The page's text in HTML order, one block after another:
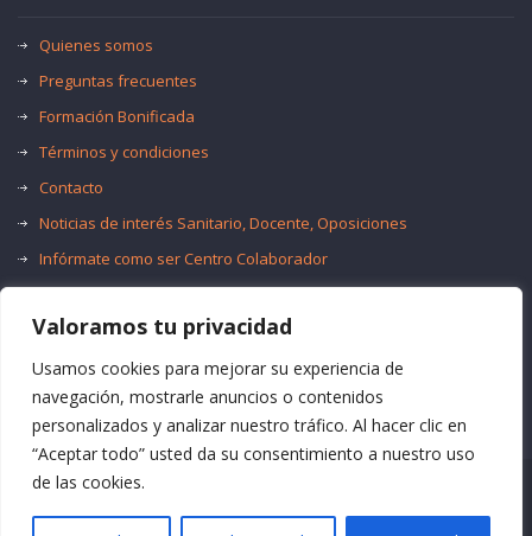
Valoramos tu privacidad
Usamos cookies para mejorar su experiencia de
navegación, mostrarle anuncios o contenidos
personalizados y analizar nuestro tráfico. Al hacer clic en
“Aceptar todo” usted da su consentimiento a nuestro uso
de las cookies.
Quienes somos
Preguntas frecuentes
Formación Bonificada
Términos y condiciones
Contacto
Noticias de interés Sanitario, Docente, Oposiciones
Infórmate como ser Centro Colaborador
Trabaja con nosotros
Oferta de Empleo Público
Bolsas de Empleo